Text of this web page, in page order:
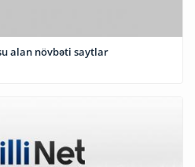
alan növbəti saytlar